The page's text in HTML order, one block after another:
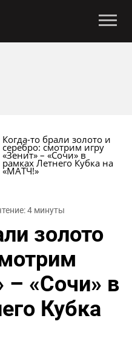
Когда-то брали золото и
серебро: смотрим игру
«Зенит» – «Сочи» в
рамках Летнего Кубка на
«МАТЧ!»
4 минуты
золото
– «Сочи» в
Кубка